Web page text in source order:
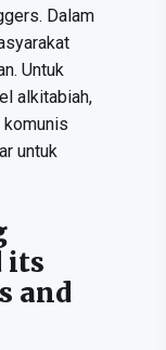
Dalam
Untuk
alkitabiah,
komunis
untuk
its
and